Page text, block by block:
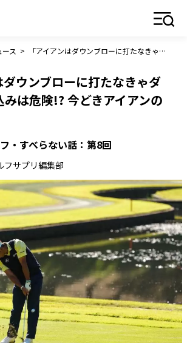
ス > 「アイアンはダウンブローに打たなきゃダメ」の思い込みは危険!? 今どきアイアンの選び方
ダウンブローに打たなきゃダ
みは危険!? 今どきアイアンの
・すべらない話：第8回
フサプリ編集部